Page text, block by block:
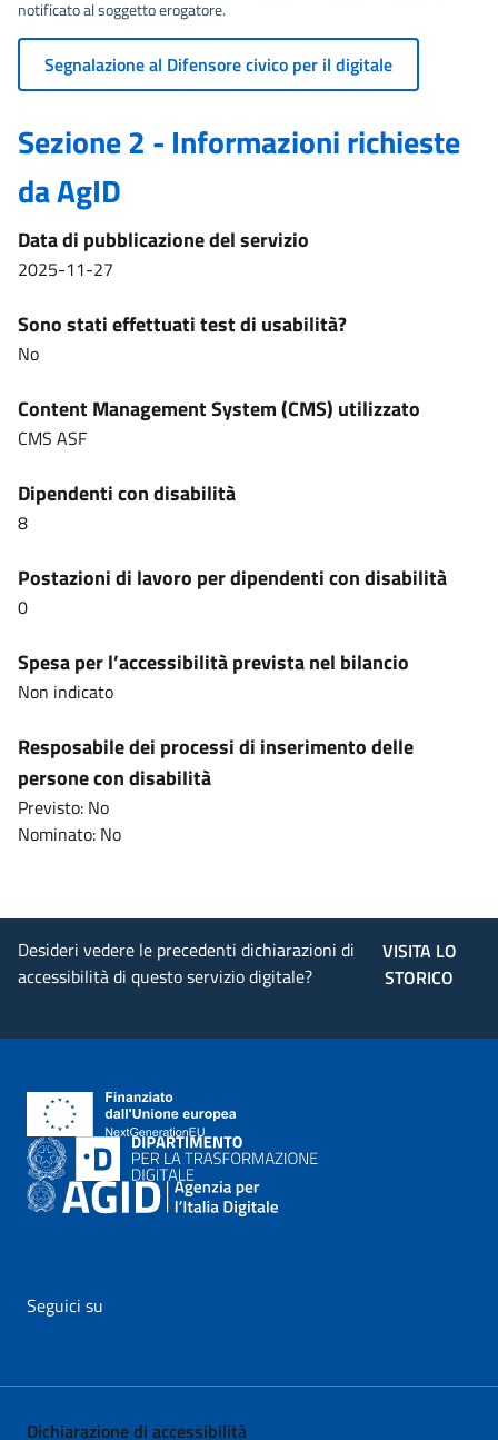
notificato al soggetto erogatore.
Segnalazione al Difensore civico per il digitale
Sezione 2 - Informazioni richieste
da AgID
Data di pubblicazione del servizio
2025-11-27
Sono stati effettuati test di usabilità?
No
Content Management System (CMS) utilizzato
CMS ASF
Dipendenti con disabilità
8
Postazioni di lavoro per dipendenti con disabilità
0
Spesa per l’accessibilità prevista nel bilancio
Non indicato
Resposabile dei processi di inserimento delle
persone con disabilità
Previsto: No
Nominato: No
Desideri vedere le precedenti dichiarazioni di
accessibilità di questo servizio digitale?
VISITA LO
STORICO
Seguici su
Dichiarazione di accessibilità